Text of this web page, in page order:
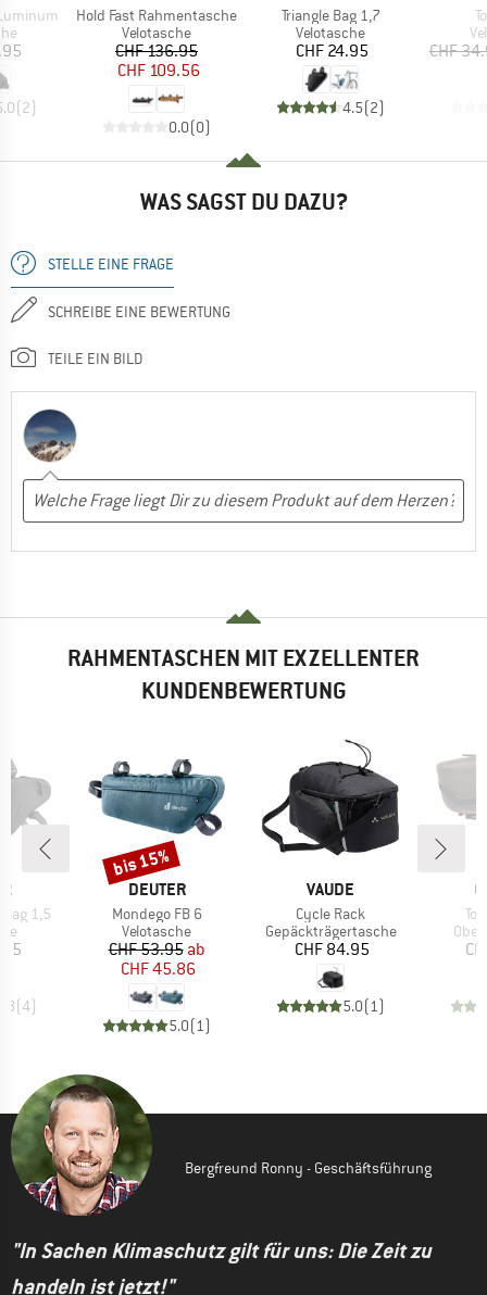
(2)
Artikel
Hold Fast Rahmentasche
Produktgruppe
Velotasche
Preis
CHF 136.95reduzierter Preis
CHF 109.56
0.0(0)
Artikel
Triangle Bag 1,7
Produktgruppe
Velotasche
Preis
CHF 24.95
4.5(2)
CHF
WAS SAGST DU DAZU?
STELLE EINE FRAGE
SCHREIBE EINE BEWERTUNG
TEILE EIN BILD
RAHMENTASCHEN MIT EXZELLENTER
KUNDENBEWERTUNG
1,5
(4)
MARKE
DEUTER
Artikel
Mondego FB 6
Produktgruppe
Velotasche
Preis
CHF 53.95reduzierter Preis
ab
CHF 45.86
5.0(1)
Rabatt
bis 15%
MARKE
VAUDE
Artikel
Cycle Rack
Produktgruppe
Gepäckträgertasche
Preis
CHF 84.95
5.0(1)
Bergfreund Ronny - Geschäftsführung
"In Sachen Klimaschutz gilt für uns: Die Zeit zu
handeln ist jetzt!"